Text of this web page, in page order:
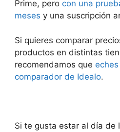
Prime, pero con una
meses y una suscripción
Si quieres comparar
productos en distintas
recomendamos que
comparador de Idealo.
Si te gusta estar al día de